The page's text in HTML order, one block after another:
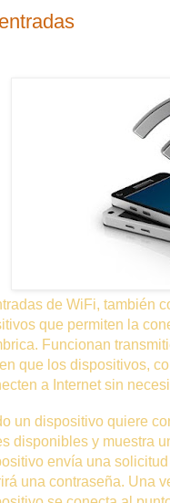
de WiFi, también
que permiten la
Funcionan
que los dispositivos,
a Internet sin
un dispositivo quiere
disponibles y muestra
envía una
una contraseña. Una